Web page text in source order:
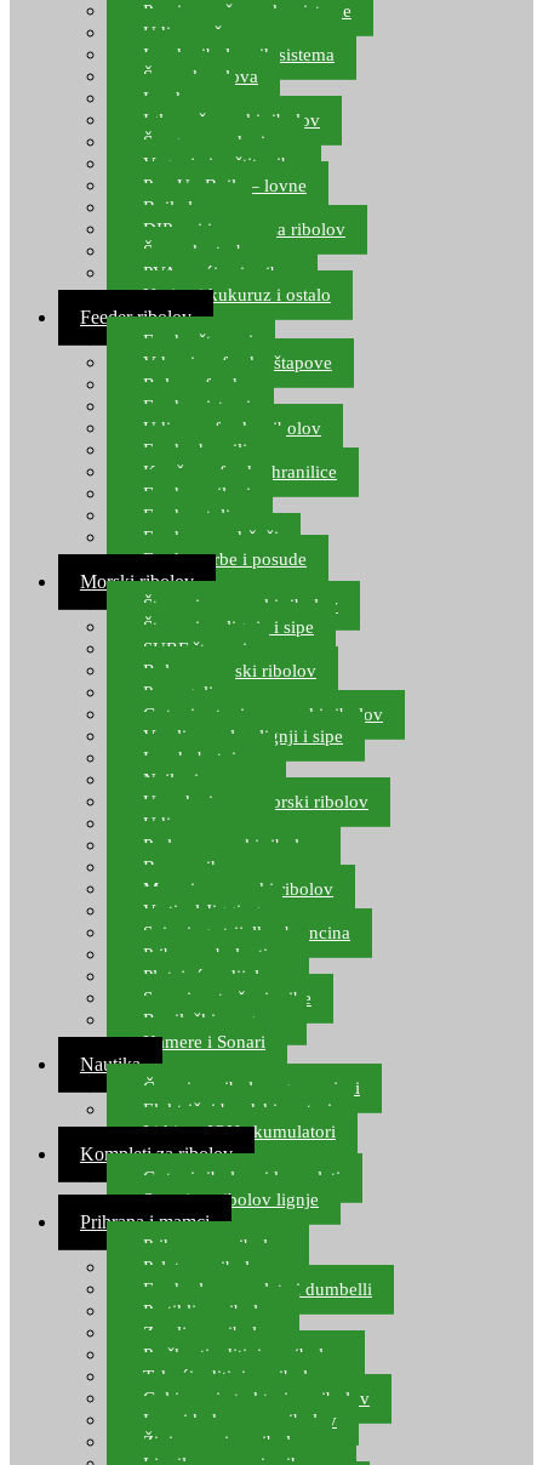
Pernice za šaranske sisteme
Udice za šarana, amura
Izrada ribolovnih sistema
Šaranska olova
Leadcore
Igle za šaranski ribolov
Špage, upredenice
Vaganje i zaštita ribe
Pop Up Boile – lovne
Boile lovne
DIP-ovi i arome za ribolov
Šaranske torbe
PVA vrećice i pribor
Umjetni kukuruz i ostalo
Feeder ribolov
Feeder štapovi
Vrhovi za feeder štapove
Role za feeder
Feeder sistemi
Udice za feeder ribolov
Feeder hranilice
Kopče za feeder hranilice
Feeder najloni
Feeder stolice
Feeder arm držači
Feeder torbe i posude
Morski ribolov
Štapovi za morski ribolov
Štapovi za lignje i sipe
SURF štapovi
Role za morski ribolov
Parangali
Gotovi setovi za morski ribolov
Varalice za lov lignji i sipe
Lov hobotnice
Najloni za more
Upredenice za morski ribolov
Udice za more
Perle za morski ribolov
Brum prihrana za more
Mamci za morski ribolov
Vertical Jigging
Spinning strijelke, brancina
Pribor za bolentino
Plutajuća odijela
Sonari za traženje ribe
Ronilački program
Kamere i Sonari
Nautika
Čamci za ribolov, gumenjaci
Električni brodski motori
Lithium ION akumulatori
Kompleti za ribolov
Gotovi ribolovni kompleti
Setovi za ribolov lignje
Prihrana i mamci
Prihrana za ribolov
Pelete za ribolov
Feeder lovne pelete i dumbelli
Partikli za ribolov
Zemlja za ribolov
Praškasti aditivi za ribolov
Tekući aditivi za ribolov
Gel i sprej atraktori za ribolov
Lovni kukuruz za ribolov
Živi mamci za ribolov